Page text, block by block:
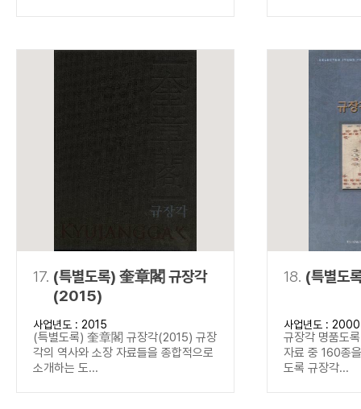
17. (특별도록) 奎章閣 규장각
(2015)
사업년도 : 2015
(특별도록) 奎章閣 규장각(2015) 규장
각의 역사와 소장 자료들을 종합적으로
소개하는 도...
18. (특별도
사업년도 : 2000
규장각 명품도
자료 중 160종
도록 규장각...